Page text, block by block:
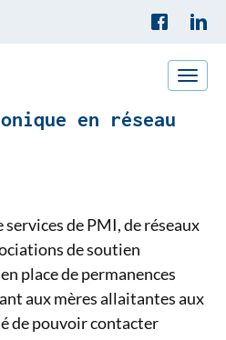
Toggle
en réseau
de PMI, de réseaux
de soutien
place de permanences
aux mères allaitantes aux
de pouvoir contacter